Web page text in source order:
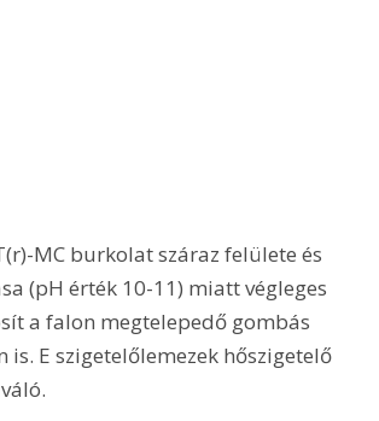
(pH érték 10-11) miatt végleges
a falon megtelepedő gombás
is. E szigetelőlemezek hőszigetelő